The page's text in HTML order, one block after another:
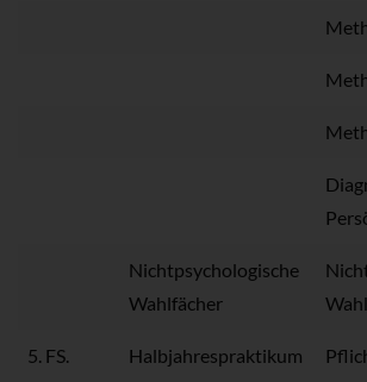
Nichtpsychologische
Wahlfächer
5. FS. Halbjahrespraktikum